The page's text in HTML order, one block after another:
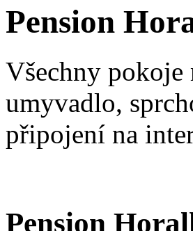
Pension
Všechny
umyvadlo,
připojení na
Pension